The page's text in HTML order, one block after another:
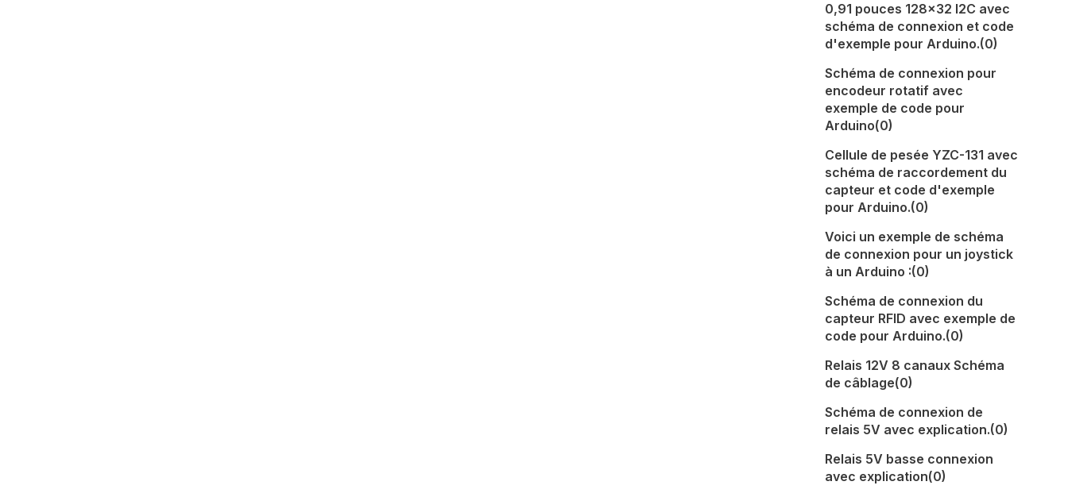
0,91 pouces 128x32 I2C avec
schéma de connexion et code
d'exemple pour Arduino.(0)
Schéma de connexion pour
encodeur rotatif avec
exemple de code pour
Arduino(0)
Cellule de pesée YZC-131 avec
schéma de raccordement du
capteur et code d'exemple
pour Arduino.(0)
Voici un exemple de schéma
de connexion pour un joystick
à un Arduino :(0)
Schéma de connexion du
capteur RFID avec exemple de
code pour Arduino.(0)
Relais 12V 8 canaux Schéma
de câblage(0)
Schéma de connexion de
relais 5V avec explication.(0)
Relais 5V basse connexion
avec explication(0)